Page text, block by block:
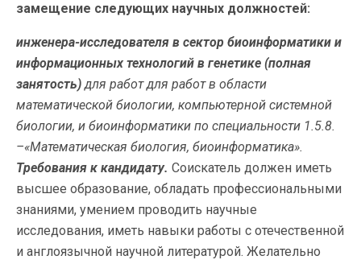
замещение следующих научных должностей:
инженера-исследователя в сектор биоинформатики и
информационных технологий в генетике (полная
занятость)для работ для работ в области
математической биологии, компьютерной системной
биологии, и биоинформатики по специальности 1.5.8.
–«Математическая биология, биоинформатика».
Требования к кандидату. Соискатель должен иметь
высшее образование, обладать профессиональными
знаниями, умением проводить научные
исследования, иметь навыки работы с отечественной
и англоязычной научной литературой. Желательно